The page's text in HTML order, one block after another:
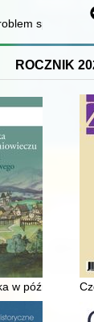
ROCZNIK
w późnym